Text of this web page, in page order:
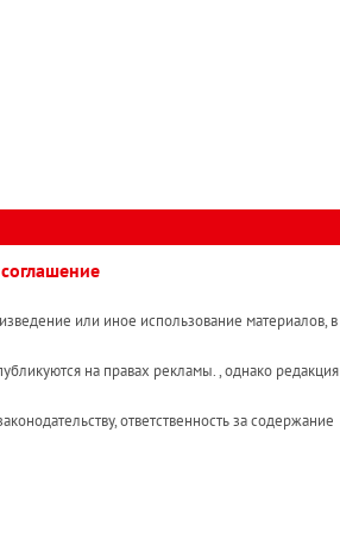
или иное использование материалов, в
на правах рекламы. , однако редакция
ответственность за содержание